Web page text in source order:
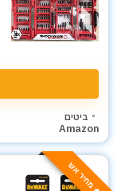
ביטים
Amazon
🔥 מחיר אש